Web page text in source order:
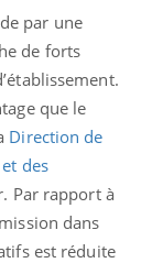
par une
de forts
que le
Direction de
des
Par rapport à
dans
est réduite